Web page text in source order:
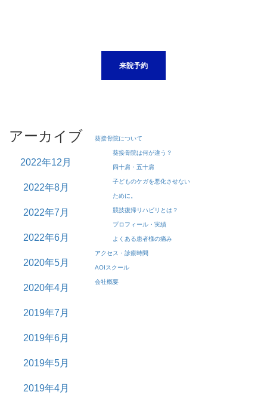
来院予約
アーカイブ
2022年12月
2022年8月
2022年7月
2022年6月
2020年5月
2020年4月
2019年7月
2019年6月
2019年5月
2019年4月
葵接骨院について
葵接骨院は何が違う？
四十肩・五十肩
子どものケガを悪化させない
ために。
競技復帰リハビリとは？
プロフィール・実績
よくある患者様の痛み
アクセス・診療時間
AOIスクール
会社概要